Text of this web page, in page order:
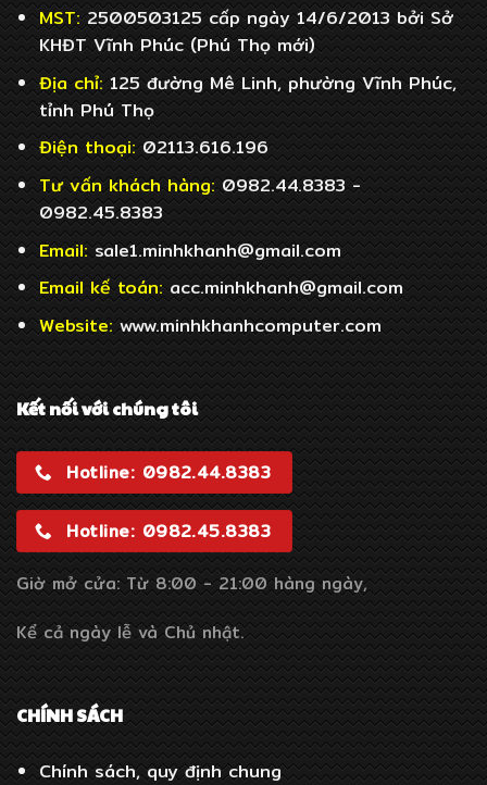
MST:2500503125 cấp ngày 14/6/2013 bởi Sở
KHĐT Vĩnh Phúc (Phú Thọ mới)
Địa chỉ:125 đường Mê Linh, phường Vĩnh Phúc,
tỉnh Phú Thọ
Điện thoại:02113.616.196
Tư vấn khách hàng:0982.44.8383 -
0982.45.8383
Email: sale1.minhkhanh@gmail.com
Email kế toán: acc.minhkhanh@gmail.com
Website: www.minhkhanhcomputer.com
Kết nối với chúng tôi
Hotline: 0982.44.8383
Hotline: 0982.45.8383
Giờ mở cửa: Từ 8:00 - 21:00 hàng ngày,
Kể cả ngày lễ và Chủ nhật.
CHÍNH SÁCH
Chính sách, quy định chung